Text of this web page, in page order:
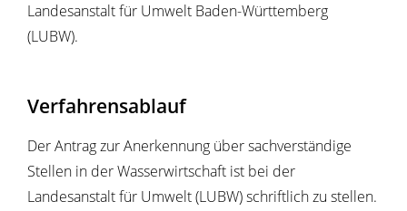
Landesanstalt für Umwelt Baden-Württemberg
(LUBW).
Verfahrensablauf
Der Antrag zur Anerkennung über sachverständige
Stellen in der Wasserwirtschaft ist bei der
Landesanstalt für Umwelt (LUBW) schriftlich zu stellen.